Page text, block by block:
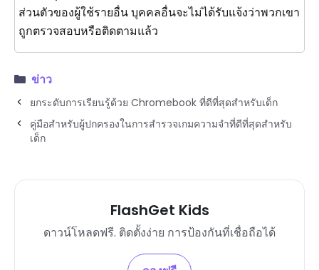
ส่วนตัวของผู้ใช้รายอื่น บุคคลอื่นจะไม่ได้รับแจ้งว่าพวกเขา
ถูกตรวจสอบหรือติดตามแล้ว
ข่าว
ยกระดับการเรียนรู้ด้วย Chromebook ที่ดีที่สุดสำหรับเด็ก
คู่มือสำหรับผู้ปกครองในการสำรวจเกมความจำที่ดีที่สุดสำหรับ
เด็ก
FlashGet Kids
ดาวน์โหลดฟรี. ติดตั้งง่าย การป้องกันที่เชื่อถือได้